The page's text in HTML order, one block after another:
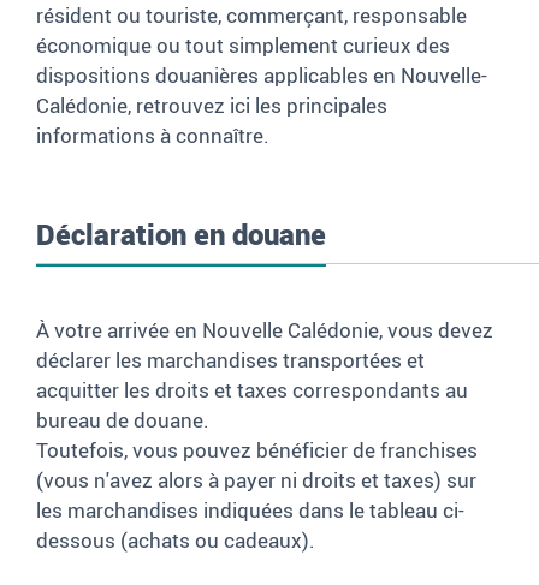
résident ou touriste, commerçant, responsable
économique ou tout simplement curieux des
dispositions douanières applicables en Nouvelle-
Calédonie, retrouvez ici les principales
informations à connaître.
Déclaration en douane
À votre arrivée en Nouvelle Calédonie, vous devez
déclarer les marchandises transportées et
acquitter les droits et taxes correspondants au
bureau de douane.
Toutefois, vous pouvez bénéficier de franchises
(vous n'avez alors à payer ni droits et taxes) sur
les marchandises indiquées dans le tableau ci-
dessous (achats ou cadeaux).